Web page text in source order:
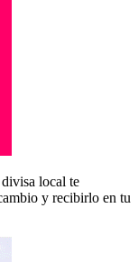
local te
y recibirlo en tu